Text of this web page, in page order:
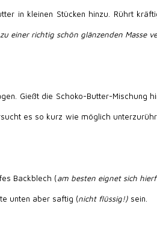
in kleinen Stücken hinzu. Rührt
einer richtig schön glänzenden Masse
Gießt die Schoko-Butter-Mischung
es so kurz wie möglich
Backblech (am besten eignet sich
unten aber saftig (nicht flüssig!) sein.